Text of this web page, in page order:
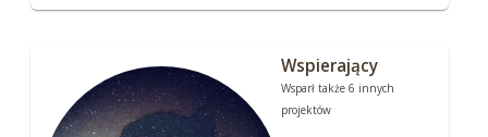
Wspierający
Wsparł także 6 innych
projektów